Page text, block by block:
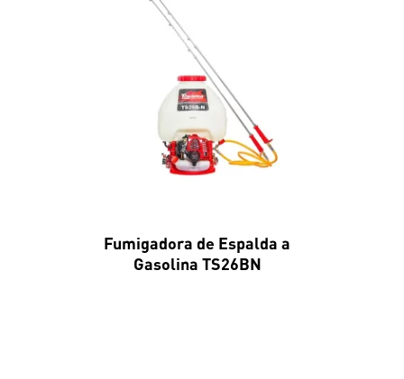
Fumigadora de Espalda a
Gasolina TS26BN